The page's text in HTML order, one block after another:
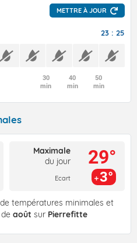
METTRE À JOUR
23 : 25
30
min
40
min
50
min
Maximale
du jour
Ecart
29°
3°
températures minimales et
août sur Pierrefitte